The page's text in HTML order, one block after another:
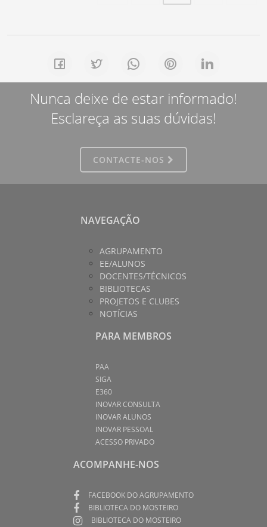
Nunca deixe de estar informado!
Esclareça as suas dúvidas!
CONTACTE-NOS
NAVEGAÇÃO
AGRUPAMENTO
EE/ALUNOS
DOCENTES/TÉCNICOS
BIBLIOTECAS
PROJETOS E CLUBES
NOTÍCIAS
PARA MEMBROS
PAA
SIGA
E360
INOVAR CONSULTA
INOVAR ALUNOS
INOVAR PESSOAL
ACESSO PRIVADO
ACOMPANHE-NOS
FACEBOOK DO AGRUPAMENTO
BIBLIOTECA DO MOSTEIRO
BIBLIOTECA DO MOSTEIRO